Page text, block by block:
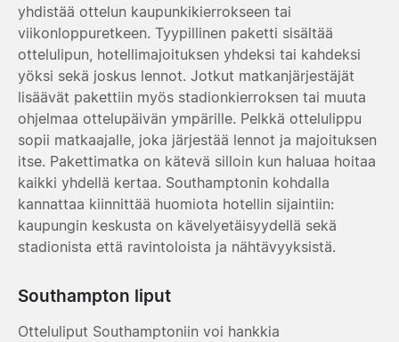
yhdistää ottelun kaupunkikierrokseen tai
viikonloppuretkeen. Tyypillinen paketti sisältää
ottelulipun, hotellimajoituksen yhdeksi tai kahdeksi
yöksi sekä joskus lennot. Jotkut matkanjärjestäjät
lisäävät pakettiin myös stadionkierroksen tai muuta
ohjelmaa ottelupäivän ympärille. Pelkkä ottelulippu
sopii matkaajalle, joka järjestää lennot ja majoituksen
itse. Pakettimatka on kätevä silloin kun haluaa hoitaa
kaikki yhdellä kertaa. Southamptonin kohdalla
kannattaa kiinnittää huomiota hotellin sijaintiin:
kaupungin keskusta on kävelyetäisyydellä sekä
stadionista että ravintoloista ja nähtävyyksistä.
Southampton liput
Otteluliput Southamptoniin voi hankkia